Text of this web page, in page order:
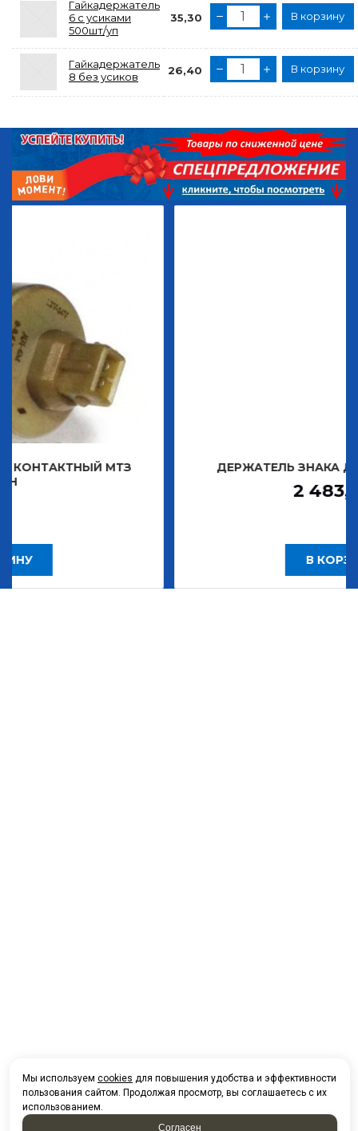
Гайкадержатель
6 с усиками
500шт/уп
35,30 В корзину
Гайкадержатель
8 без усиков
26,40 В корзину
МТЗ ДЕРЖАТЕЛЬ ЗНАКА
Мы используем cookies для повышения удобства и эффективности
пользования сайтом. Продолжая просмотр, вы соглашаетесь с их
использованием.
Согласен